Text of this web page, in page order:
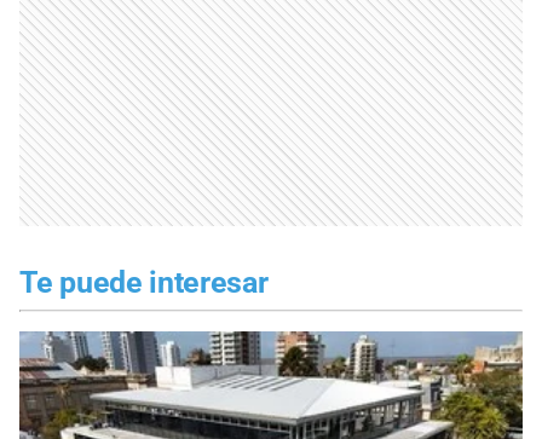
Te puede interesar